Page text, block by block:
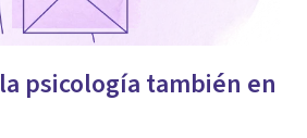
psicología también en